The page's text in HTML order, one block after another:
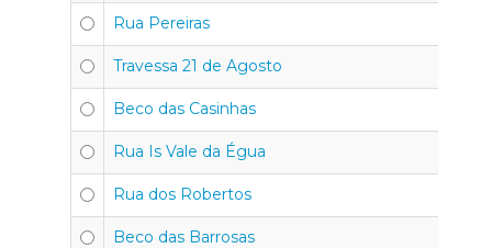
Rua Pereiras
Travessa 21 de Agosto
Beco das Casinhas
Rua Is Vale da Égua
Rua dos Robertos
Beco das Barrosas